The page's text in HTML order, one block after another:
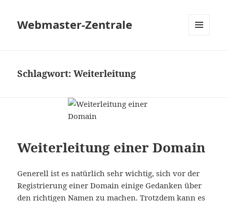
Webmaster-Zentrale
Schlagwort:Weiterleitung
Weiterleitung einer Domain
Generell ist es natürlich sehr wichtig, sich vor der
Registrierung einer Domain einige Gedanken über
den richtigen Namen zu machen. Trotzdem kann es